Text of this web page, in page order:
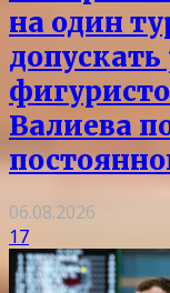
на один
Валиева
06.08.2026
17